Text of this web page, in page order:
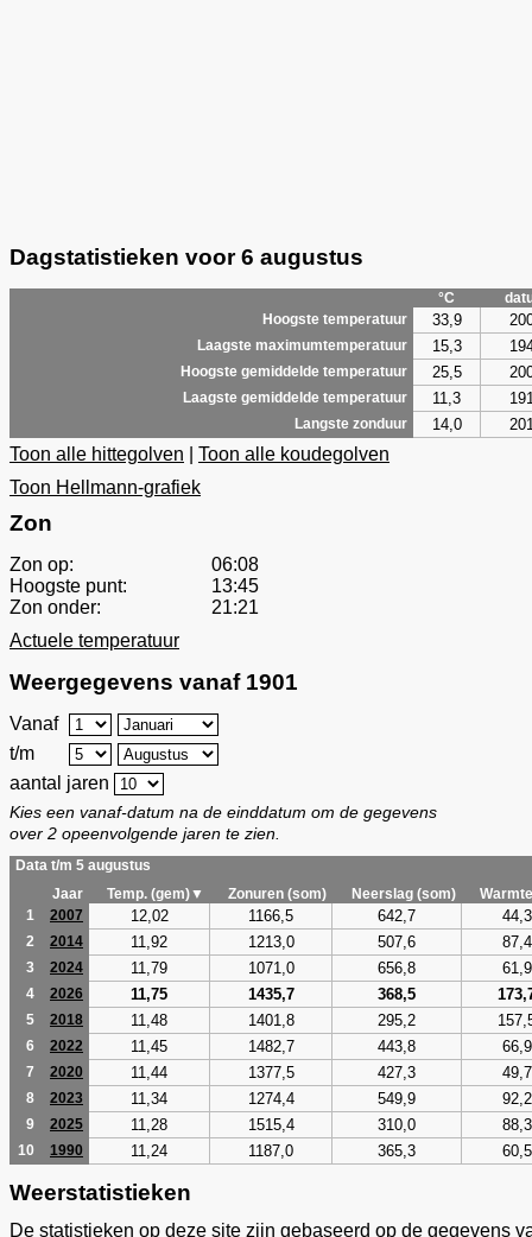
Dagstatistieken voor 6 augustus
°C
Hoogste temperatuur
33,9
Laagste maximumtemperatuur 15,3
Hoogste gemiddelde temperatuur 25,5
Laagste gemiddelde temperatuur 11,3
Langste zonduur 14,0
Toon alle hittegolven
Toon alle koudegolven
Toon Hellmann-grafiek
Zon
Zon op:
06:08
Hoogste punt:
13:45
Zon onder:
21:21
Actuele temperatuur
Weergegevens vanaf 1901
Vanaf
t/m
aantal jaren
Kies een vanaf-datum na de einddatum om de gegevens
over 2 opeenvolgende jaren te zien.
Data t/m 5 augustus
Jaar
Temp. (gem)▼ Zonuren (som) Neerslag (som)
1
2007 12,02 1166,5 642,7 44,3
2 2014 11,92 1213,0 507,6 87,4
3 2024 11,79 1071,0 656,8 61,9
4 2026 11,75 1435,7 368,5
5 2018 11,48 1401,8 295,2
6 2022 11,45 1482,7 443,8 66,9
7 2020 11,44 1377,5 427,3 49,7
8 2023 11,34 1274,4 549,9 92,2
9 2025 11,28 1515,4 310,0 88,3
10 1990 11,24 1187,0 365,3 60,5
Weerstatistieken
De statistieken op deze site zijn gebaseerd op de gegevens